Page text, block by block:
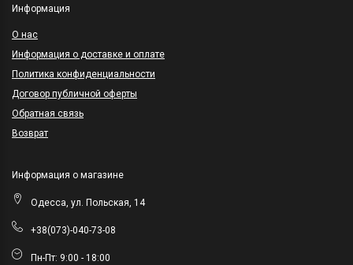
Информация
O нас
Информация о доставке и оплате
Политика конфиденциальности
Договор публичной оферты
Обратная связь
Возврат
Информация о магазине
Одесса, ул. Польская, 14
+38(073)-040-73-08
Пн-Пт: 9:00 - 18:00